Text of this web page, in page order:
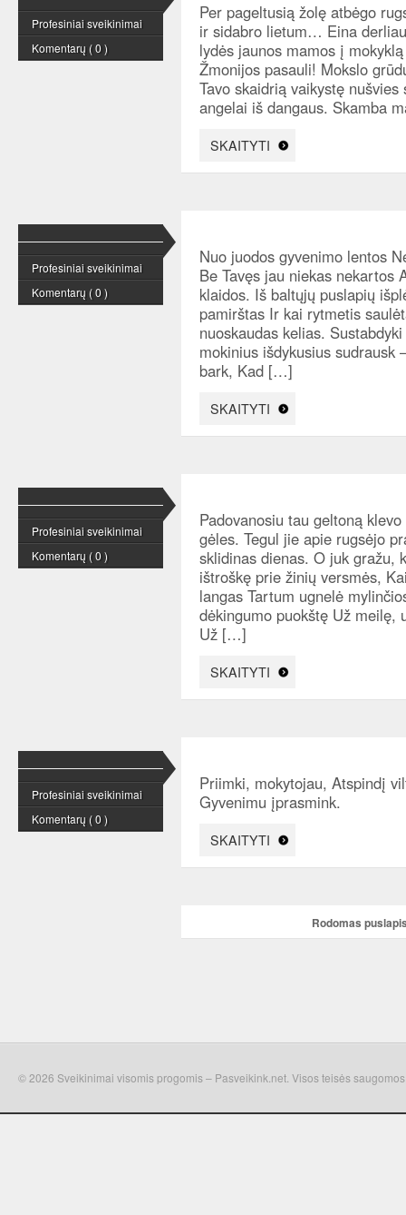
Profesiniai sveikinimai
Komentarų ( 0 )
Per pageltusią žolę atbėgo
ir sidabro lietum… Eina
lydės jaunos mamos į
Žmonijos pasauli! Mokslo
Tavo skaidrią vaikystę
angelai iš dangaus. Skamba
SKAITYTI
Profesiniai sveikinimai
Komentarų ( 0 )
Nuo juodos gyvenimo lentos
Be Tavęs jau niekas nekartos
klaidos. Iš baltųjų puslapių
pamirštas Ir kai rytmetis
nuoskaudas kelias.
mokinius išdykusius
bark, Kad […]
SKAITYTI
Profesiniai sveikinimai
Komentarų ( 0 )
Padovanosiu tau geltoną
gėles. Tegul jie apie rugsėjo
sklidinas dienas. O juk gražu,
ištroškę prie žinių versmės,
langas Tartum ugnelė
dėkingumo puokštę Už meilę,
Už […]
SKAITYTI
Profesiniai sveikinimai
Komentarų ( 0 )
Priimki, mokytojau, Atspindį
Gyvenimu įprasmink.
SKAITYTI
Rodomas
© 2026 Sveikinimai visomis progomis – Pasveikink.net. Visos teisės